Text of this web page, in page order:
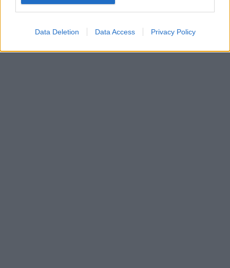
Data Deletion Data Access Privacy Policy
τίγρη, που αντιπροσωπεύουν την επιθετικότητα
καταλαβαίνεις.